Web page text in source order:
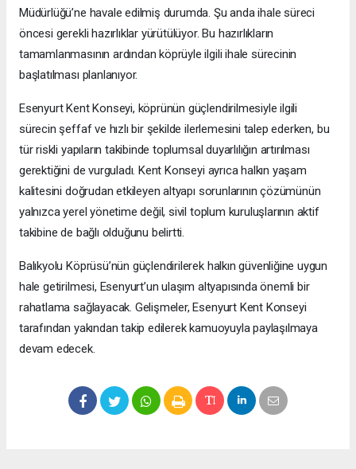
Müdürlüğü’ne havale edilmiş durumda. Şu anda ihale süreci
öncesi gerekli hazırlıklar yürütülüyor. Bu hazırlıkların
tamamlanmasının ardından köprüyle ilgili ihale sürecinin
başlatılması planlanıyor.
Esenyurt Kent Konseyi, köprünün güçlendirilmesiyle ilgili
sürecin şeffaf ve hızlı bir şekilde ilerlemesini talep ederken, bu
tür riskli yapıların takibinde toplumsal duyarlılığın artırılması
gerektiğini de vurguladı. Kent Konseyi ayrıca halkın yaşam
kalitesini doğrudan etkileyen altyapı sorunlarının çözümünün
yalnızca yerel yönetime değil, sivil toplum kuruluşlarının aktif
takibine de bağlı olduğunu belirtti.
Balıkyolu Köprüsü’nün güçlendirilerek halkın güvenliğine uygun
hale getirilmesi, Esenyurt’un ulaşım altyapısında önemli bir
rahatlama sağlayacak. Gelişmeler, Esenyurt Kent Konseyi
tarafından yakından takip edilerek kamuoyuyla paylaşılmaya
devam edecek.